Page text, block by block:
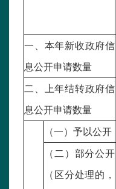
一、本年新收政府信
息公开申请数量
二、上年结转政府信
息公开申请数量
（一）予以公开
（二）部分公开
（区分处理的，